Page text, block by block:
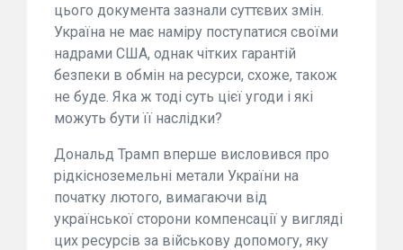
цього документа зазнали суттєвих змін.
Україна не має наміру поступатися своїми
надрами США, однак чітких гарантій
безпеки в обмін на ресурси, схоже, також
не буде. Яка ж тоді суть цієї угоди і які
можуть бути її наслідки?
Дональд Трамп вперше висловився про
рідкісноземельні метали України на
початку лютого, вимагаючи від
української сторони компенсації у вигляді
цих ресурсів за військову допомогу, яку